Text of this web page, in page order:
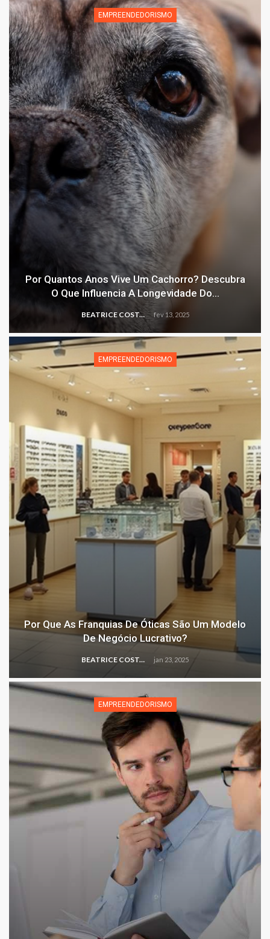
EMPREENDEDORISMO
Por Quantos Anos Vive Um Cachorro? Descubra
O Que Influencia A Longevidade Do…
BEATRICE COSTA fev 13, 2025
EMPREENDEDORISMO
Por Que As Franquias De Óticas São Um Modelo
De Negócio Lucrativo?
BEATRICE COSTA jan 23, 2025
EMPREENDEDORISMO